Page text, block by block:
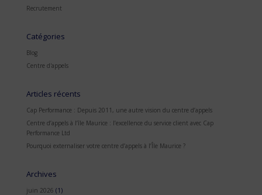
Recrutement
Catégories
Blog
Centre d'appels
Articles récents
Cap Performance : Depuis 2011, une autre vision du centre d’appels
Centre d’appels à l’île Maurice : l’excellence du service client avec Cap
Performance Ltd
Pourquoi externaliser votre centre d’appels à l’Île Maurice ?
Archives
juin 2026 (1)